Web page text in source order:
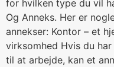
for hvilken type du vil
Og Anneks. Her er
annekser: Kontor – et
virksomhed Hvis du
til at arbejde, kan et